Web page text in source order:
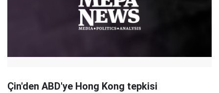
Çin'den ABD'ye Hong Kong tepkisi